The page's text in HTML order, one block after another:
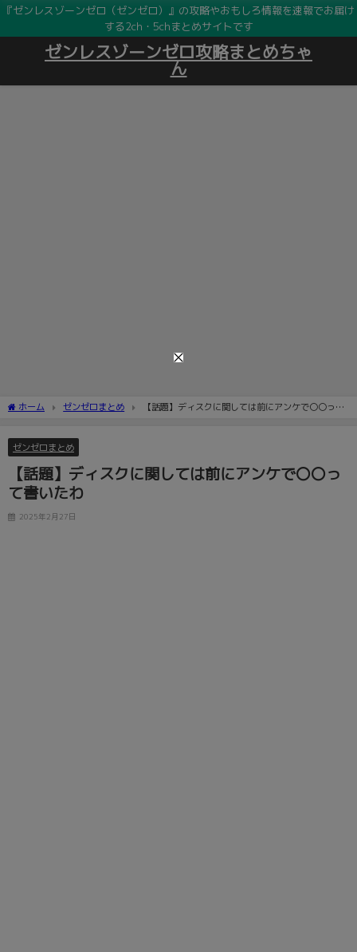
『ゼンレスゾーンゼロ（ゼンゼロ）』の攻略やおもしろ情報を速報でお届け
する2ch・5chまとめサイトです
ゼンレスゾーンゼロ攻略まとめちゃ
ん
ホーム ゼンゼロまとめ
【話題】ディスクに関しては前にアンケで〇〇って
ゼンゼロまとめ
【話題】ディスクに関しては前にアンケで〇〇っ
て書いたわ
2025年2月27日